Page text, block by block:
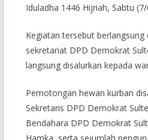
Iduladha 1446 Hijriah, Sabtu
Kegiatan tersebut
sekretariat DPD Demokrat
langsung disalurkan kepada
Pemotongan hewan kurban
Sekretaris DPD Demokrat
Bendahara DPD Demokrat